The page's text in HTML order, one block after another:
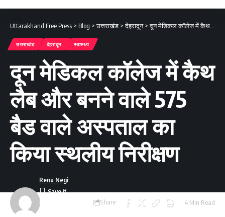
Uttarakhand Free Press > Blog >उत्तराखंड >देहरादून>दून मेडिकल कॉलेज में कैथ लैब और बनने वाले 575 बैड वाले अस्पताल का किया स्थलीय निरीक्षण
उत्तराखंड देहरादून स्वास्थ्य
दून मेडिकल कॉलेज में कैथ
लैब और बनने वाले 575
बैड वाले अस्पताल का
किया स्थलीय निरीक्षण
Last updated:
Renu Negi
Share 4 Min Read